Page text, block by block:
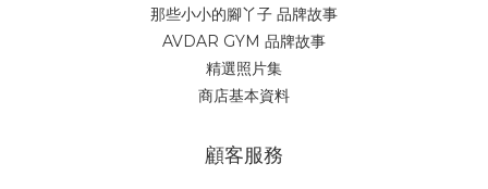
那些小小的腳丫子 品牌故事
AVDAR GYM 品牌故事
精選照片集
商店基本資料
顧客服務